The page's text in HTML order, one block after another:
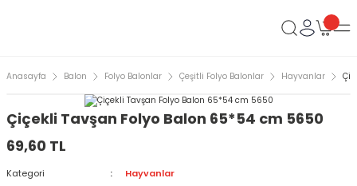
Anasayfa Balon Folyo Balonlar Çeşitli Folyo Balonlar Hayvanlar
Çiçekli Tavşan Folyo Balon 65*54 cm 5650
69,60 TL
Kategori Hayvanlar